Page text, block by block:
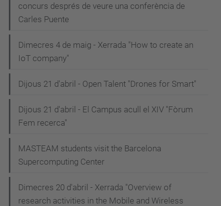
concurs després de veure una conferència de
Carles Puente
Dimecres 4 de maig - Xerrada "How to create an
IoT company"
Dijous 21 d'abril - Open Talent "Drones for Smart"
Dijous 21 d'abril - El Campus acull el XIV "Fòrum
Fem recerca"
MASTEAM students visit the Barcelona
Supercomputing Center
Dimecres 20 d'abril - Xerrada "Overview of
research activities in the Mobile and Wireless